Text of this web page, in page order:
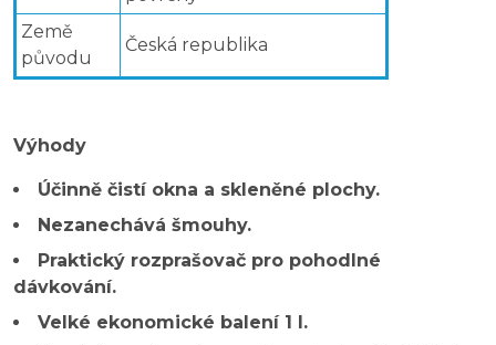
Země
původu
Česká republika
Výhody
Účinně čistí okna a skleněné plochy.
Nezanechává šmouhy.
Praktický rozprašovač pro pohodlné
dávkování.
Velké ekonomické balení 1 l.